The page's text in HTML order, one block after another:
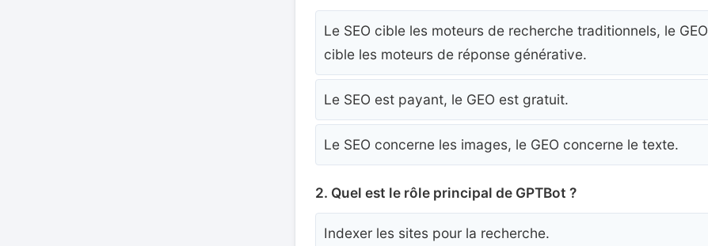
Le SEO cible les moteurs de recherche traditionnels, le GEO
cible les moteurs de réponse générative.
Le SEO est payant, le GEO est gratuit.
Le SEO concerne les images, le GEO concerne le texte.
2. Quel est le rôle principal de GPTBot ?
Indexer les sites pour la recherche.